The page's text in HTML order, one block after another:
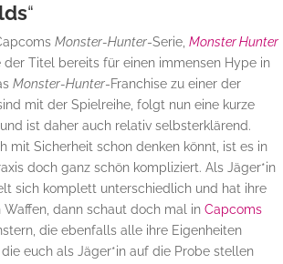
“
Monster-Hunter-Serie,Monster Hunter
Titel bereits für einen immensen Hype in
Monster-Hunter-Franchise zu einer der
mit der Spielreihe, folgt nun eine kurze
ist daher auch relativ selbsterklärend.
mit Sicherheit schon denken könnt, ist es in
doch ganz schön kompliziert. Als Jäger*in
sich komplett unterschiedlich und hat ihre
dann schaut doch mal inCapcoms
die ebenfalls alle ihre Eigenheiten
euch als Jäger*in auf die Probe stellen